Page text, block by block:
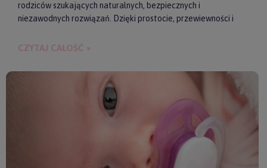
rodziców szukających naturalnych, bezpiecznych i
niezawodnych rozwiązań. Dzięki prostocie, przewiewności i
przyjazne dla skóry niemowlęcia. Gwarantują też ekologiczne
CZYTAJ CAŁOŚĆ »